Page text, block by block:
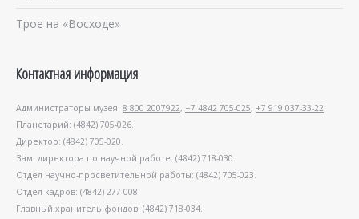
Трое на «Восходе»
Контактная информация
Администраторы музея: 8 800 2007922, +7 4842 705-025, +7 919 037-33-22.
Планетарий: (4842) 705-026.
Директор: (4842) 705-020.
Зам. директора по научной работе: (4842) 718-030.
Отдел научно-просветительной работы: (4842) 705-023.
Отдел кадров: (4842) 277-008.
Главный хранитель фондов: (4842) 718-034.